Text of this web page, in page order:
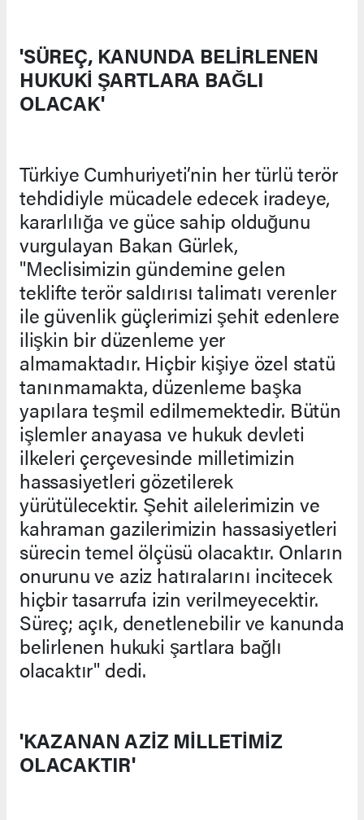
'SÜREÇ, KANUNDA BELİRLENEN
HUKUKİ ŞARTLARA BAĞLI
OLACAK'
Türkiye Cumhuriyeti’nin her türlü terör
tehdidiyle mücadele edecek iradeye,
kararlılığa ve güce sahip olduğunu
vurgulayan Bakan Gürlek,
"Meclisimizin gündemine gelen
teklifte terör saldırısı talimatı verenler
ile güvenlik güçlerimizi şehit edenlere
ilişkin bir düzenleme yer
almamaktadır. Hiçbir kişiye özel statü
tanınmamakta, düzenleme başka
yapılara teşmil edilmemektedir. Bütün
işlemler anayasa ve hukuk devleti
ilkeleri çerçevesinde milletimizin
hassasiyetleri gözetilerek
yürütülecektir. Şehit ailelerimizin ve
kahraman gazilerimizin hassasiyetleri
sürecin temel ölçüsü olacaktır. Onların
onurunu ve aziz hatıralarını incitecek
hiçbir tasarrufa izin verilmeyecektir.
Süreç; açık, denetlenebilir ve kanunda
belirlenen hukuki şartlara bağlı
olacaktır" dedi.
'KAZANAN AZİZ MİLLETİMİZ
OLACAKTIR'